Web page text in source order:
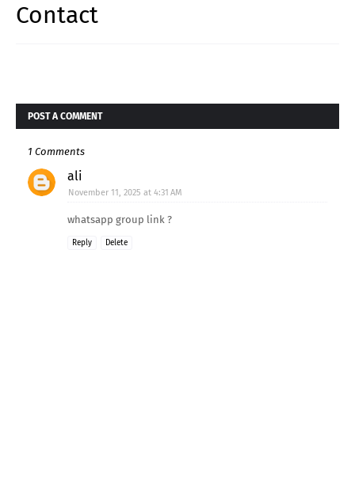
Contact
POST A COMMENT
1 Comments
ali
November 11, 2025 at 4:31 AM
whatsapp group link ?
Reply Delete